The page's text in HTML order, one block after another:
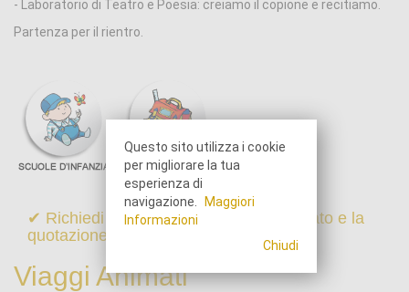
- Laboratorio di Teatro e Poesia: creiamo il copione e recitiamo.
Partenza per il rientro.
✔ Richiedi online il programma dettagliato e la
quotazione di questo viaggio
Viaggi Animati
Questo sito utilizza i cookie
per migliorare la tua
esperienza di
navigazione.
Maggiori
Informazioni
Chiudi